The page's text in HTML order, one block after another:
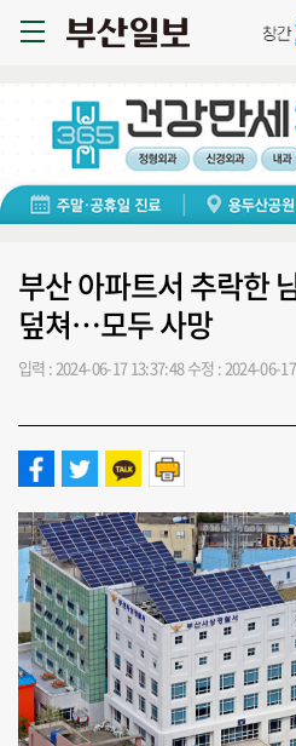
부산 아파트서 추락한
덮쳐…모두 사망
입력 : 2024-06-17 13:37:48수정 : 2024-06-